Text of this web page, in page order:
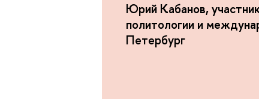
Юрий Кабанов,
политологии и
Петербург